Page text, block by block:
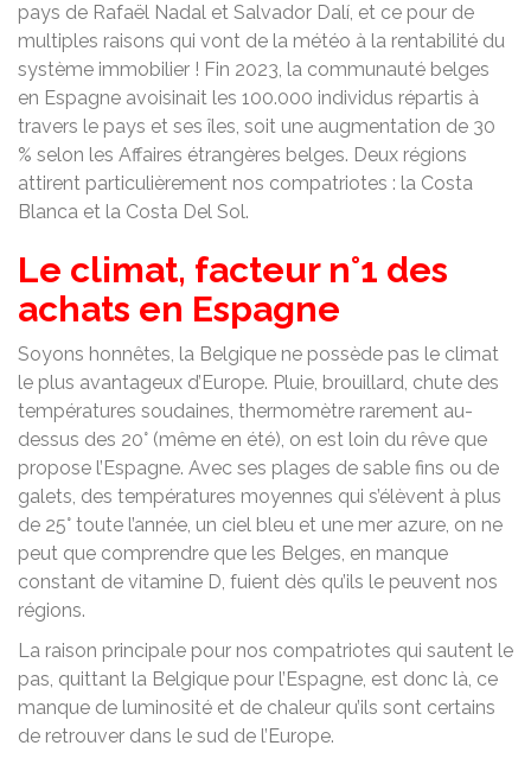
pays de Rafaël Nadal et Salvador Dalí, et ce pour de
multiples raisons qui vont de la météo à la rentabilité du
système immobilier ! Fin 2023, la communauté belges
en Espagne avoisinait les 100.000 individus répartis à
travers le pays et ses îles, soit une augmentation de 30
% selon les Affaires étrangères belges. Deux régions
attirent particulièrement nos compatriotes : la Costa
Blanca et la Costa Del Sol.
Le climat, facteur n°1 des
achats en Espagne
Soyons honnêtes, la Belgique ne possède pas le climat
le plus avantageux d’Europe. Pluie, brouillard, chute des
températures soudaines, thermomètre rarement au-
dessus des 20° (même en été), on est loin du rêve que
propose l’Espagne. Avec ses plages de sable fins ou de
galets, des températures moyennes qui s’élèvent à plus
de 25° toute l’année, un ciel bleu et une mer azure, on ne
peut que comprendre que les Belges, en manque
constant de vitamine D, fuient dès qu’ils le peuvent nos
régions.
La raison principale pour nos compatriotes qui sautent le
pas, quittant la Belgique pour l’Espagne, est donc là, ce
manque de luminosité et de chaleur qu’ils sont certains
de retrouver dans le sud de l’Europe.